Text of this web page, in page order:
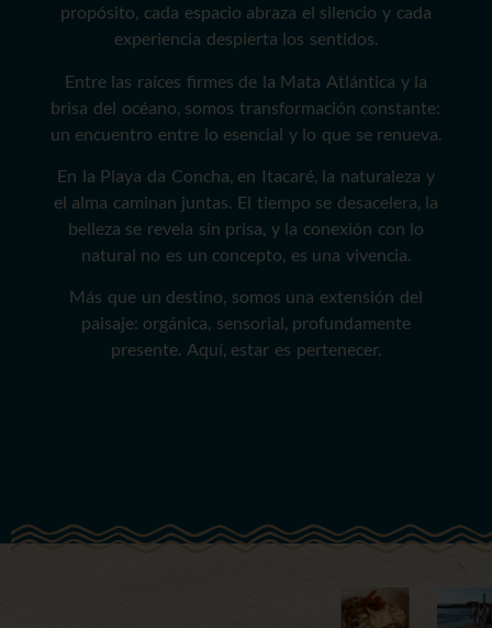
propósito, cada espacio abraza el silencio y cada
experiencia despierta los sentidos.
Entre las raíces firmes de la Mata Atlántica y la
brisa del océano, somos transformación constante:
un encuentro entre lo esencial y lo que se renueva.
En la Playa da Concha, en Itacaré, la naturaleza y
el alma caminan juntas. El tiempo se desacelera, la
belleza se revela sin prisa, y la conexión con lo
natural no es un concepto, es una vivencia.
Más que un destino, somos una extensión del
paisaje: orgánica, sensorial, profundamente
presente. Aquí, estar es pertenecer.